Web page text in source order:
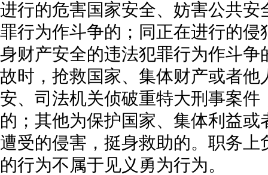
进行的危害国家安全、妨害公共
罪行为作斗争的；同正在进行的
身财产安全的违法犯罪行为作斗
故时，抢救国家、集体财产或者
安、司法机关侦破重特大刑事案
的；其他为保护国家、集体利益
遭受的侵害，挺身救助的。职务
的行为不属于见义勇为行为。